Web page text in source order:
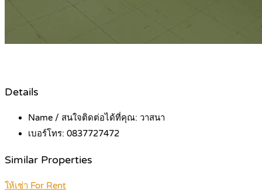
Details
Name / สนใจติดต่อได้ที่คุณ: วาสนา
เบอร์โทร: 0837727472
Similar Properties
ให้เช่า For Rent